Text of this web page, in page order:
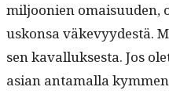
miljoonien omaisu­u­den,
uskon­sa väkevyy­destä.
sen kaval­luk­ses­ta. Jos
asian anta­mal­la